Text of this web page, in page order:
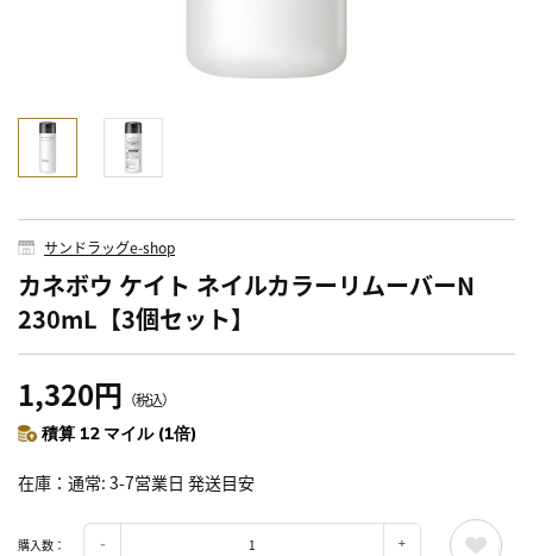
サンドラッグe-shop
カネボウ ケイト ネイルカラーリムーバーN
230mL【3個セット】
1,320円 （税込）
積算 12 マイル (1倍)
在庫 通常: 3-7営業日 発送目安
購入数：